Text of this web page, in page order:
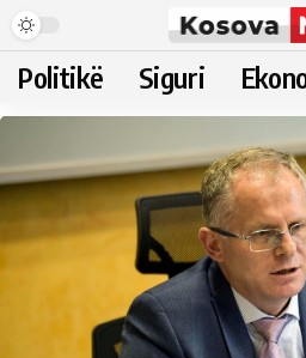
Politikë Siguri